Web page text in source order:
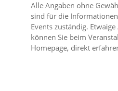
Alle Angaben ohne
sind für die
Events zuständig.
können Sie beim
Homepage, direkt